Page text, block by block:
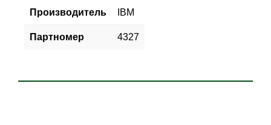
Производитель
IBM
Партномер 4327